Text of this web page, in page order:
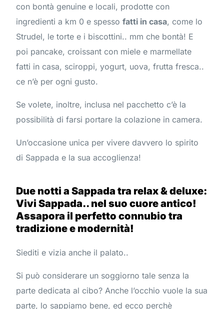
con bontà genuine e locali, prodotte con
ingredienti a km 0 e spessofatti in casa, come lo
Strudel, le torte e i biscottini.. mm che bontà! E
poi pancake, croissant con miele e marmellate
fatti in casa, sciroppi, yogurt, uova, frutta fresca..
ce n’è per ogni gusto.
Se volete, inoltre, inclusa nel pacchetto c’è la
possibilità di farsi portare la colazione in camera.
Un’occasione unica per vivere davvero lo spirito
di Sappada e la sua accoglienza!
Due notti a Sappada tra relax & deluxe:
Vivi Sappada.. nel suo cuore antico!
Assapora il perfetto connubio tra
tradizione e modernità!
Siediti e vizia anche il palato..
Si può considerare un soggiorno tale senza la
parte dedicata al cibo? Anche l’occhio vuole la sua
parte, lo sappiamo bene, ed ecco perchè